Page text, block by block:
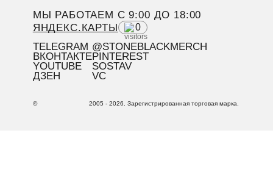
МЫ РАБОТАЕМ C 9:00 ДО 18:00
ЯНДЕКС.КАРТЫ
0
TELEGRAM
ВКОНТАКТЕ
YOUTUBE
ДЗЕН
@STONEBLACKMERCH
PINTEREST
SOSTAV
VC
© 2005 - 2026. Зарегистрированная торговая марка.